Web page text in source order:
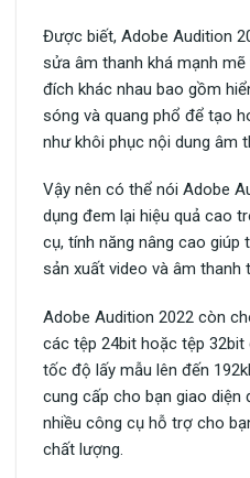
Được biết, Adobe Audition
sửa âm thanh khá mạnh
đích khác nhau bao gồm
sóng và quang phổ để tạo
như khôi phục nội dung âm
Vậy nên có thể nói Adobe
dụng đem lại hiệu quả cao
cụ, tính năng nâng cao giúp
sản xuất video và âm thanh
Adobe Audition 2022 còn
các tệp 24bit hoặc tệp
tốc độ lấy mẫu lên đến
cung cấp cho bạn giao diện
nhiều công cụ hỗ trợ cho
chất lượng.